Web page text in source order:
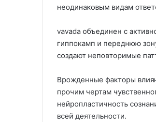
неодинаковым видам
vavada объединен с
гиппокамп и переднюю
создают неповторимые
Врожденные факторы
прочим чертам
нейропластичность
всей деятельности.